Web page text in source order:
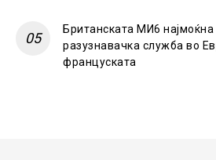
Британската МИ6
разузнавачка служба во
француската